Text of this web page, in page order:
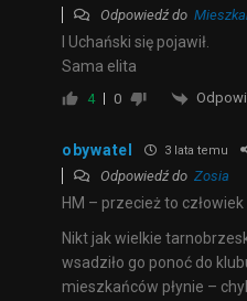
Odpowiedź do
I Uchański się pojawił.
Sama elita
4 0
obywatel 3 lata temu
Odpowiedź do Zosia
HM – przecież to człowiek
Nikt jak wielkie
wsadziło go ponoć do
mieszkańców płynie –